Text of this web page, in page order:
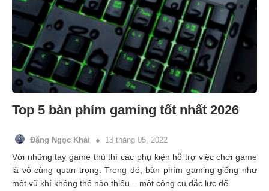
Top 5 bàn phím gaming tốt nhất 2026
Đặng Ngọc Khải 13 tháng 05, 2022
Với những tay game thủ thì các phụ kiện hỗ trợ việc chơi game
là vô cùng quan trọng. Trong đó, bàn phím gaming giống như
một vũ khí không thể nào thiếu – một công cụ đắc lực để